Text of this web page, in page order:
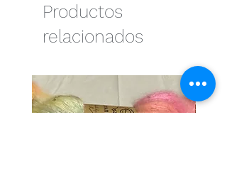
Productos
relacionados